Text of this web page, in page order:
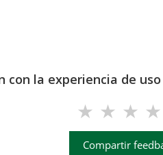
con la experiencia de